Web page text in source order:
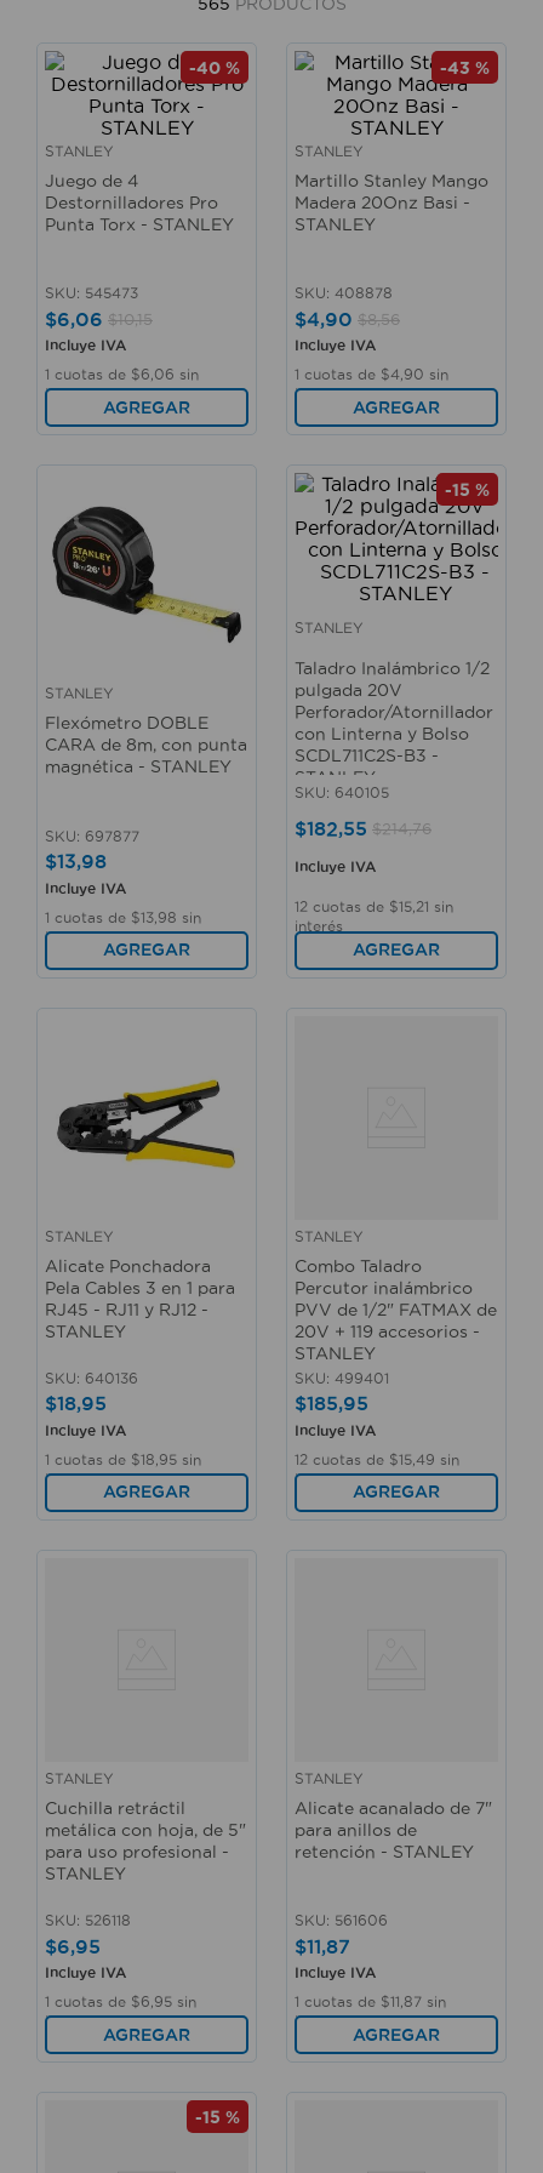
-40 %
STANLEY
Juego de 4
Destornilladores Pro
Punta Torx - STANLEY
SKU: 545473
$6,06 $10,15
Incluye IVA
1 cuotas de $6 06 sin
interés
AGREGAR
-43 %
STANLEY
Martillo Stanley Mango
Madera 20Onz Basi -
STANLEY
SKU: 408878
$4,90 $8,56
Incluye IVA
1 cuotas de $4 90 sin
interés
AGREGAR
STANLEY
Flexómetro DOBLE
CARA de 8m, con punta
magnética - STANLEY
SKU: 697877
$13,98
Incluye IVA
1 cuotas de $13 98 sin
interés
AGREGAR
-15 %
STANLEY
Taladro Inalámbrico 1/2
pulgada 20V
Perforador/Atornillador
con Linterna y Bolso
SCDL711C2S-B3 -
STANLEY
SKU: 640105
$182,55 $214,76
Incluye IVA
12 cuotas de $15 21 sin
interés
AGREGAR
STANLEY
Alicate Ponchadora
Pela Cables 3 en 1 para
RJ45 - RJ11 y RJ12 -
STANLEY
SKU: 640136
$18,95
Incluye IVA
1 cuotas de $18 95 sin
interés
AGREGAR
STANLEY
Combo Taladro
Percutor inalámbrico
PVV de 1/2" FATMAX de
20V + 119 accesorios -
STANLEY
SKU: 499401
$185,95
Incluye IVA
12 cuotas de $15 49 sin
interés
AGREGAR
STANLEY
Cuchilla retráctil
metálica con hoja, de 5"
para uso profesional -
STANLEY
SKU: 526118
$6,95
Incluye IVA
1 cuotas de $6 95 sin
interés
AGREGAR
STANLEY
Alicate acanalado de 7"
para anillos de
retención - STANLEY
SKU: 561606
$11,87
Incluye IVA
1 cuotas de $11 87 sin
interés
AGREGAR
-15 %